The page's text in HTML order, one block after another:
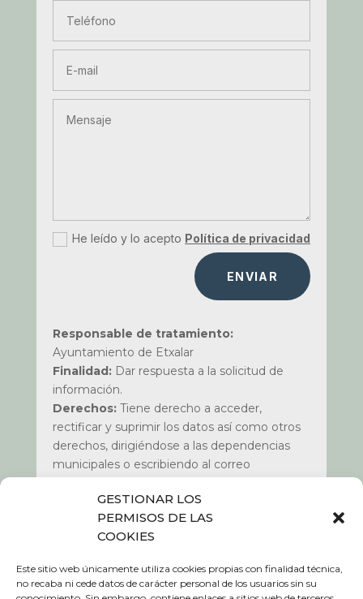
GESTIONAR LOS
PERMISOS DE LAS
COOKIES
Este sitio web únicamente utiliza cookies propias con finalidad técnica,
no recaba ni cede datos de carácter personal de los usuarios sin su
He leído y lo acepto Política de privacidad
ENVIAR
Responsable de tratamiento:
Ayuntamiento de Etxalar
Finalidad:Dar respuesta a la solicitud de
información.
Derechos:Tiene derecho a acceder,
rectificar y suprimir los datos así como otros
derechos, dirigiéndose a las dependencias
municipales o escribiendo al correo
Más información:Política de Privacidad de
nuestra web www.etxalar.eus apartado de
política de privacidad